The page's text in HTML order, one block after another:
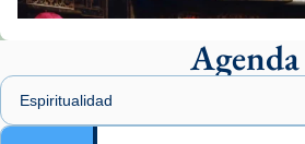
📸 J. Merino
Agenda